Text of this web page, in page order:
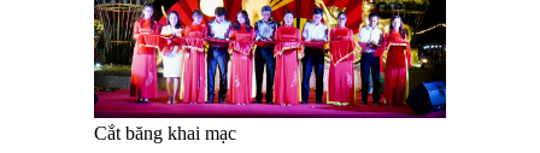
Cắt băng khai mạc